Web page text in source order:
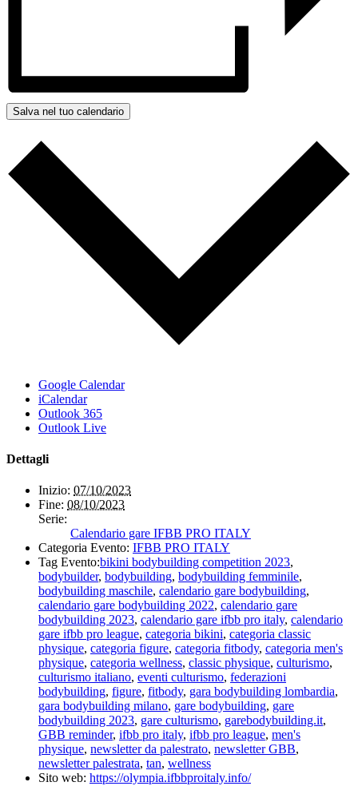
Salva nel tuo calendario
Google Calendar
iCalendar
Outlook 365
Outlook Live
Dettagli
Inizio: 07/10/2023
Fine: 08/10/2023
Serie:
Calendario gare IFBB PRO ITALY
Categoria Evento: IFBB PRO ITALY
Tag Evento:bikini bodybuilding competition 2023,
bodybuilder, bodybuilding, bodybuilding femminile,
bodybuilding maschile, calendario gare bodybuilding,
calendario gare bodybuilding 2022, calendario gare
bodybuilding 2023, calendario gare ifbb pro italy, calendario
gare ifbb pro league, categoria bikini, categoria classic
physique, categoria figure, categoria fitbody, categoria men's
physique, categoria wellness, classic physique, culturismo,
culturismo italiano, eventi culturismo, federazioni
bodybuilding, figure, fitbody, gara bodybuilding lombardia,
gara bodybuilding milano, gare bodybuilding, gare
bodybuilding 2023, gare culturismo, garebodybuilding.it,
GBB reminder, ifbb pro italy, ifbb pro league, men's
physique, newsletter da palestrato, newsletter GBB,
newsletter palestrata, tan, wellness
Sito web: https://olympia.ifbbproitaly.info/